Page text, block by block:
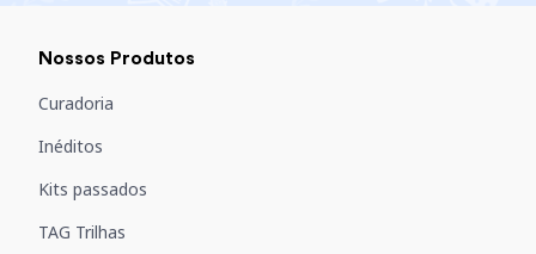
Nossos Produtos
Curadoria
Inéditos
Kits passados
TAG Trilhas